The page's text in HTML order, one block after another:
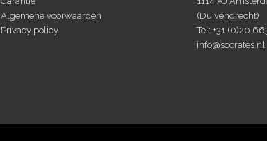
Algemene voorwaarden
Privacy policy
(Duivendrecht)
Tel: +31 (0)20
info@socrates.nl